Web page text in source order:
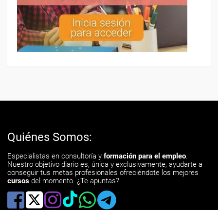
Quiénes Somos:
Especialistas en consultoría y formación para el empleo.
Nuestro objetivo diario es, única y exclusivamente, ayudarte a
conseguir tus metas profesionales ofreciéndote los mejores
cursos del momento. ¿Te apuntas?